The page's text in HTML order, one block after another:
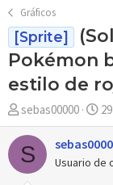
Gráficos
[Sprite]
Pokémon
estilo de
A
u
t
o
r
sebas00000
F
e
c
h
S Usuario de